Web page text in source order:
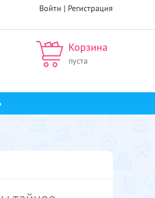
Войти | Регистрация
Корзина
пуста